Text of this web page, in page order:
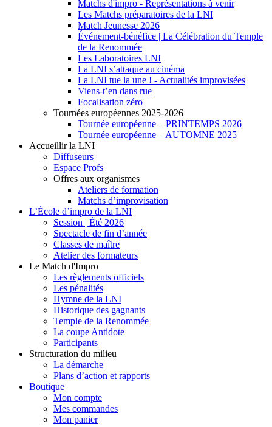
Matchs d'impro - Représentations à venir
Les Matchs préparatoires de la LNI
Match Jeunesse 2026
Événement-bénéfice | La Célébration du Temple
de la Renommée
Les Laboratoires LNI
La LNI s’attaque au cinéma
La LNI tue la une ! - Actualités improvisées
Viens-t’en dans rue
Focalisation zéro
Tournées européennes 2025-2026
Tournée européenne – PRINTEMPS 2026
Tournée européenne – AUTOMNE 2025
Accueillir la LNI
Diffuseurs
Espace Profs
Offres aux organismes
Ateliers de formation
Matchs d’improvisation
L’École d’impro de la LNI
Session | Été 2026
Spectacle de fin d’année
Classes de maître
Atelier des formateurs
Le Match d'Impro
Les règlements officiels
Les pénalités
Hymne de la LNI
Historique des gagnants
Temple de la Renommée
La coupe Antidote
Participants
Structuration du milieu
La démarche
Plans d’action et rapports
Boutique
Mon compte
Mes commandes
Mon panier